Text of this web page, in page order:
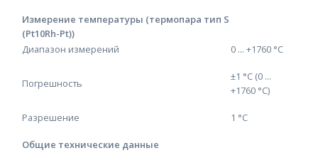
Измерение температуры (термопара тип S
(Pt10Rh-Pt))
Диапазон измерений
0 ... +1760 °C
Погрешность
±1 °C (0 ...
+1760 °C)
Разрешение 1 °C
Общие технические данные